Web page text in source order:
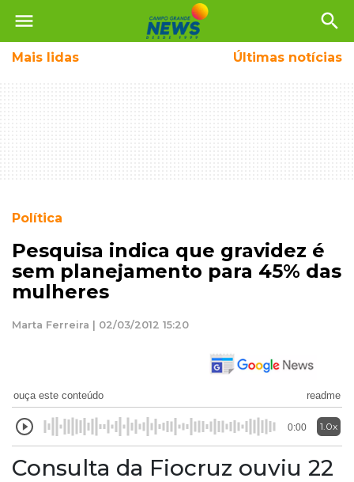
menu search
Mais lidas Últimas notícias
Política
Pesquisa indica que gravidez é
sem planejamento para 45% das
mulheres
Marta Ferreira | 02/03/2012 15:20
ouça este conteúdo readme
0:00 1.0x
Consulta da Fiocruz ouviu 22